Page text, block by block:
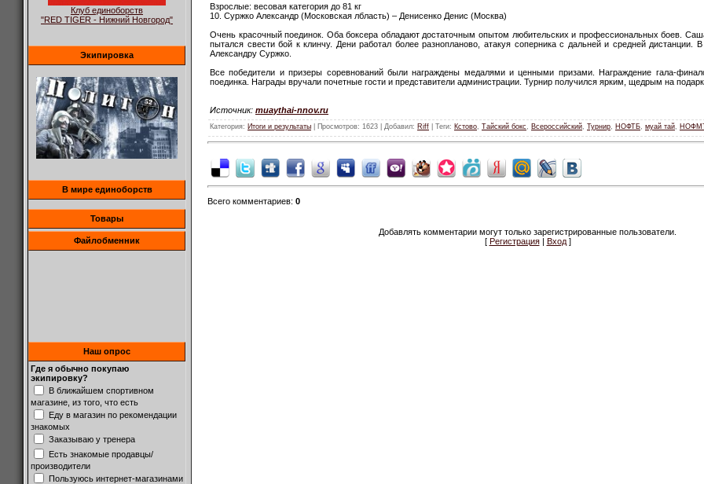
Клуб единоборств
"RED TIGER - Нижний Новгород"
Экипировка
В мире единоборств
Товары
Файлобменник
Наш опрос
Где я обычно покупаю
экипировку?
В ближайшем спортивном
магазине, из того, что есть
Еду в магазин по рекомендации
знакомых
Заказываю у тренера
Есть знакомые продавцы/
производители
Пользуюсь интернет-магазинами
Взрослые: весовая категория до 81 кг
10. Суржко Александр (Московская лбласть) – Денисенко Денис (Москва)
Очень красочный поединок. Оба боксера обладают достаточным опытом любительских и профессиональных боев.
пытался свести бой к клинчу. Дени работал более разнопланово, атакуя соперника с дальней и средней дистанции.
Александру Суржко.
Все победители и призеры соревнований были награждены медалями и ценными призами. Награждение гала-
поединка. Награды вручали почетные гости и представители администрации. Турнир получился ярким, щедрым на
Источник: muaythai-nnov.ru
Категория: Итоги и результаты Просмотров: 1623 | Добавил: Riff Теги: Кстово Тайский бокс Всероссийский Турнир НОФТБ муай тай
Всего комментариев: 0
Добавлять комментарии могут только зарегистрированные пользователи.
[ Регистрация| Вход]